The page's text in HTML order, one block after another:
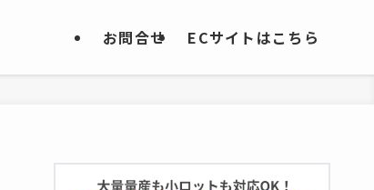
お問合せ ECサイトはこちら